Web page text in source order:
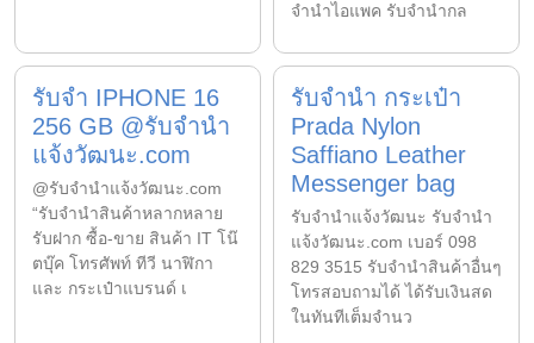
จำนำไอแพค รับจำนำกล
รับจำ IPHONE 16
256 GB @รับจำนำ
แจ้งวัฒนะ.com
@รับจำนำแจ้งวัฒนะ.com
“รับจำนำสินค้าหลากหลาย
รับฝาก ซื้อ-ขาย สินค้า IT โน๊
ตบุ๊ค โทรศัพท์ ทีวี นาฬิกา
และ กระเป๋าแบรนด์ เ
รับจำนำ กระเป๋า
Prada Nylon
Saffiano Leather
Messenger bag
รับจํานําแจ้งวัฒนะ รับจํานํา
แจ้งวัฒนะ.com เบอร์ 098
829 3515 รับจำนำสินค้าอื่นๆ
โทรสอบถามได้ ได้รับเงินสด
ในทันทีเต็มจำนว